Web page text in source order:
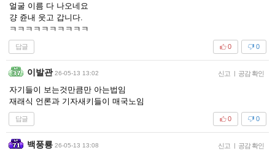
얼굴 이름 다 나오네요
걍 쥰내 웃고 갑니다.
ㅋㅋㅋㅋㅋㅋㅋㅋㅋㅋ
답글 0
0
이발관 26-05-13 13:02 신고 | 공감 확인
자기들이 보는것만큼만 아는법임
재래식 언론과 기자새키들이 매국노임
답글 0
0
백풍룡 26-05-13 13:08 신고 | 공감 확인